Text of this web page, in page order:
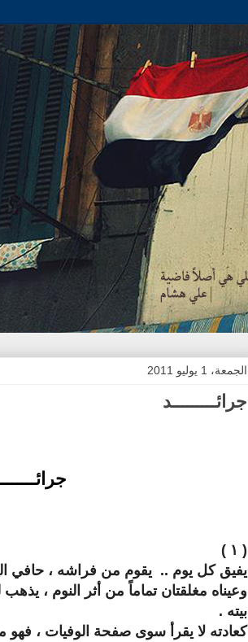
الجمعة، 1 يوليو 2011
جرائـــــــــد
( ۱ )
يفيق كل يوم .. يقوم من فراشه ، حافي
وعيناه مغلقتان تماماً من أثر النوم ،
بيته .
كعادته لا يقرأ سوى صفحة الوفيات ، فهو